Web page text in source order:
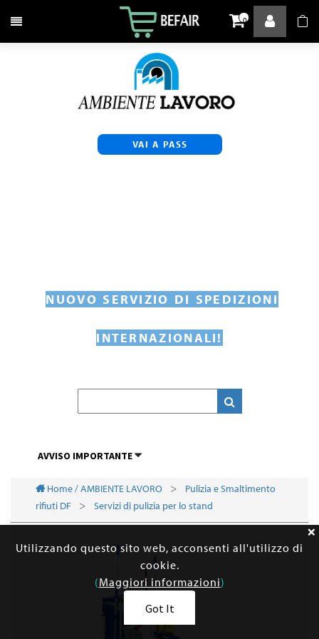
Attiva / disattiva la navigazione 0
VAI A PASS
NUOVO SERVIZIO DI SPEDIZIONI
INTERNAZIONALI!
AVVISO IMPORTANTE
Home / AMBIENTE LAVORO
Pulizia e Smaltimento
rifiuti DF
Servizi di pulizia per lo stand
Utilizzando questo sito web, acconsenti all'utilizzo di
cookie.
(Maggiori informazioni)
Got It